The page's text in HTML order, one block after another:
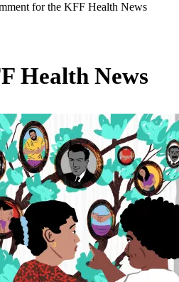
for the KFF Health News
Health News